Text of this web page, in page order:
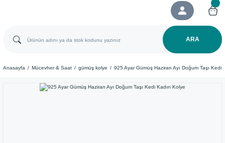
ARA
Anasayfa Mücevher & Saat gümüş kolye 925 Ayar Gümüş Haziran Ayı Doğum Taşı Kedi